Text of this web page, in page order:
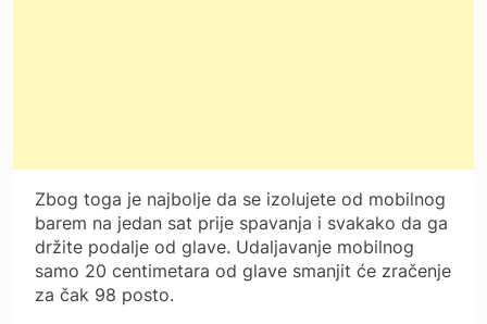
Zbog toga je najbolje da se izolujete od mobilnog
barem na jedan sat prije spavanja i svakako da ga
držite podalje od glave. Udaljavanje mobilnog
samo 20 centimetara od glave smanjit će zračenje
za čak 98 posto.